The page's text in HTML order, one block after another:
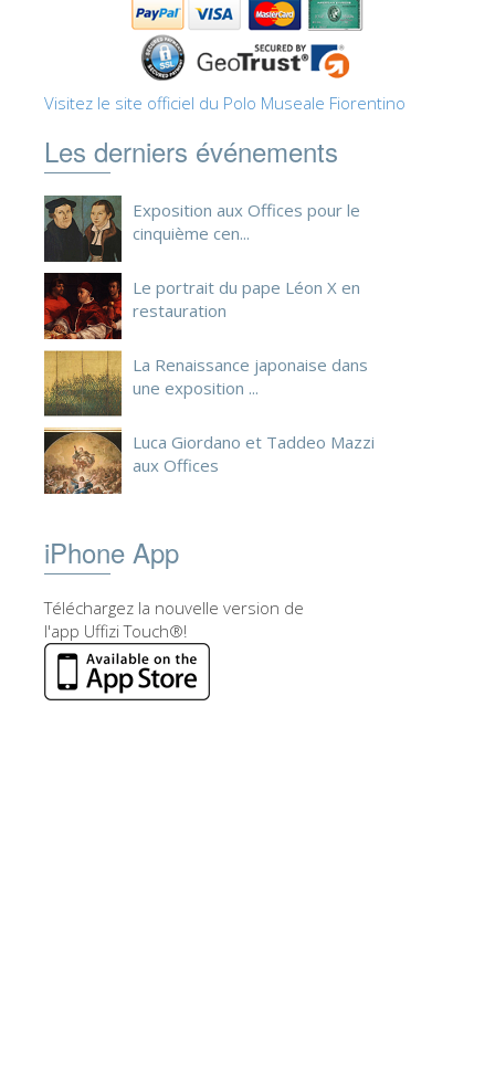
Visitez le site officiel du Polo Museale Fiorentino
Les derniers événements
Exposition aux Offices pour le
cinquième cen...
Le portrait du pape Léon X en
restauration
La Renaissance japonaise dans
une exposition ...
Luca Giordano et Taddeo Mazzi
aux Offices
iPhone App
Téléchargez la nouvelle version de
l'app Uffizi Touch®!